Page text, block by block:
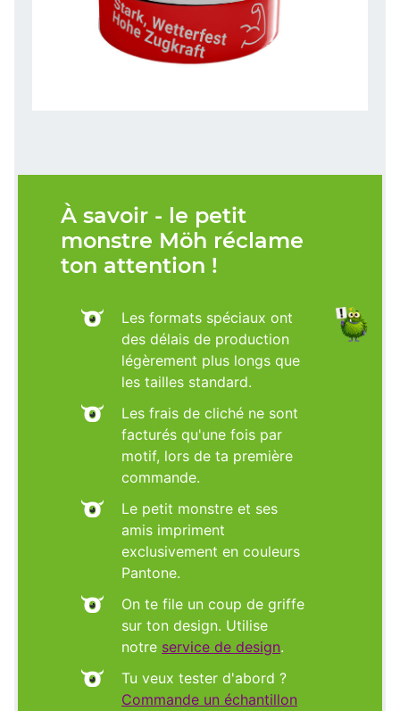
À savoir - le petit
monstre Möh réclame
ton attention !
Les formats spéciaux ont
des délais de production
légèrement plus longs que
les tailles standard.
Les frais de cliché ne sont
facturés qu'une fois par
motif, lors de ta première
commande.
Le petit monstre et ses
amis impriment
exclusivement en couleurs
Pantone.
On te file un coup de griffe
sur ton design. Utilise
notre service de design.
Tu veux tester d'abord ?
Commande un échantillon